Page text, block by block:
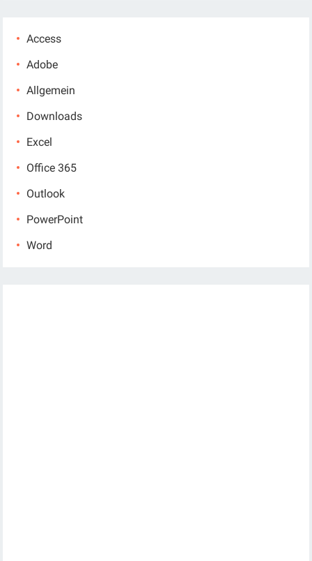
Access
Adobe
Allgemein
Downloads
Excel
Office 365
Outlook
PowerPoint
Word